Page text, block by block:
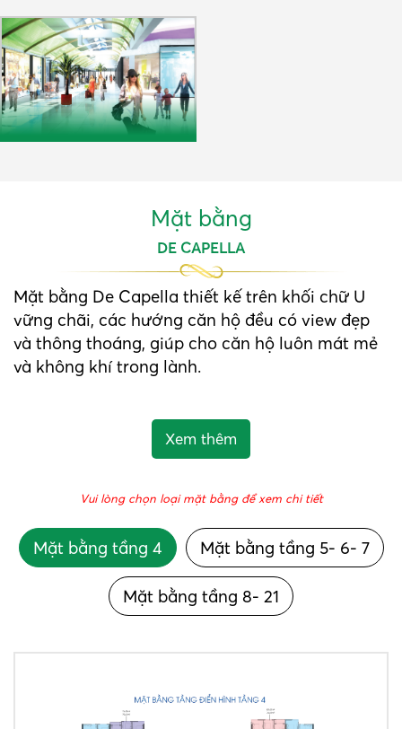
Mặt bằng
DE CAPELLA
Mặt bằng De Capella thiết kế trên khối chữ U
vững chãi, các hướng căn hộ đều có view đẹp
và thông thoáng, giúp cho căn hộ luôn mát mẻ
và không khí trong lành.
Vui lòng chọn loại mặt bằng để xem chi tiết
Mặt bằng tầng 4 Mặt bằng tầng 5- 6- 7
Mặt bằng tầng 8- 21